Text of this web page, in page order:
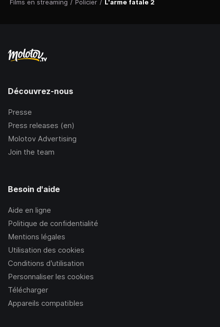
Films en streaming / Policier / L'arme fatale 2
Découvrez-nous
Presse
Press releases (en)
Molotov Advertising
Join the team
Besoin d'aide
Aide en ligne
Politique de confidentialité
Mentions légales
Utilisation des cookies
Conditions d’utilisation
Personnaliser les cookies
Télécharger
Appareils compatibles